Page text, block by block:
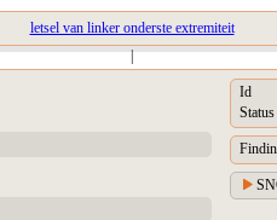
letsel van linker onderste extremiteit
|
Id
Status